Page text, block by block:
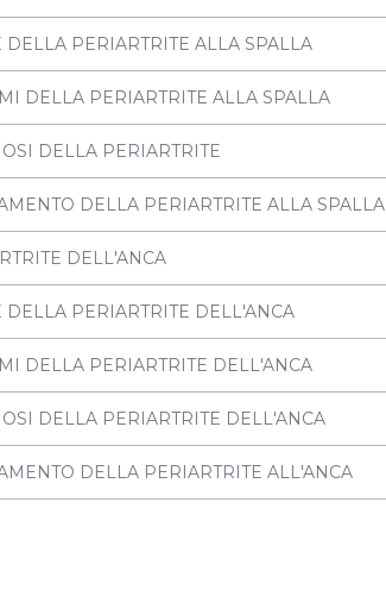
DELLA PERIARTRITE ALLA SPALLA
DELLA PERIARTRITE ALLA SPALLA
DELLA PERIARTRITE
DELLA PERIARTRITE ALLA SPALLA
DELL'ANCA
DELLA PERIARTRITE DELL'ANCA
DELLA PERIARTRITE DELL'ANCA
DELLA PERIARTRITE DELL'ANCA
DELLA PERIARTRITE ALL'ANCA